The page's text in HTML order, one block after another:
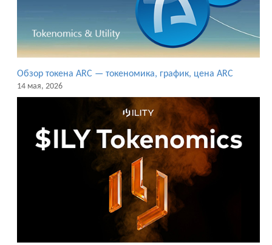
Обзор токена ARC — токеномика, график, цена ARC
14 мая, 2026